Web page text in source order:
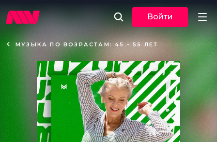
Музыка
По трекам
По жанрам
Войти
МУЗЫКА ПО ВОЗРАСТАМ: 45 - 55 ЛЕТ